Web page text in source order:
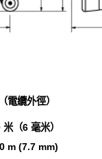
電纜外徑）
（6 毫米）
m (7.7 mm)